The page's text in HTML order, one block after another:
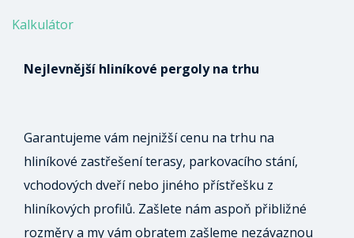
Kalkulátor
Nejlevnější hliníkové pergoly na trhu
Garantujeme vám nejnižší cenu na trhu na
hliníkové zastřešení terasy, parkovacího stání,
vchodových dveří nebo jiného přístřešku z
hliníkových profilů. Zašlete nám aspoň přibližné
rozměry a my vám obratem zašleme nezávaznou